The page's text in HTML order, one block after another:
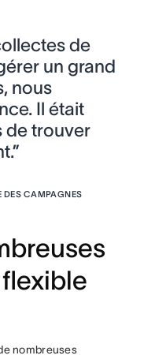
de
un grand
nous
Il était
de trouver
DES CAMPAGNES
nombreuses